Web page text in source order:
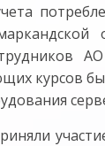
курсов